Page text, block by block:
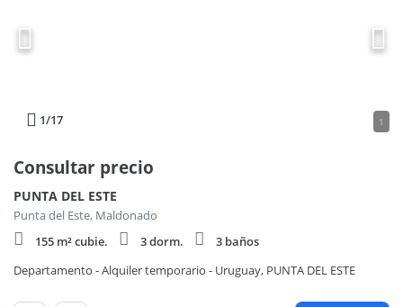
1/17 1
Consultar precio
PUNTA DEL ESTE
Punta del Este, Maldonado
155 m² cubie.
3 dorm.
3 baños
Departamento - Alquiler temporario - Uruguay, PUNTA DEL ESTE